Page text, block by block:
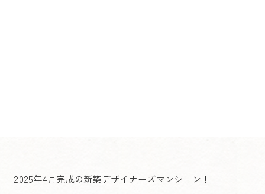
2025年4月完成の新築デザイナーズマンション！